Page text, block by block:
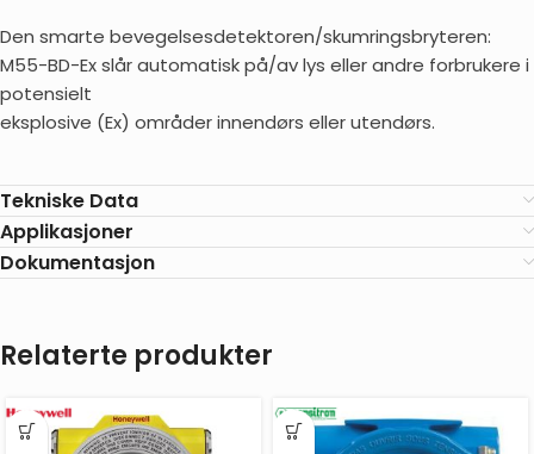
Den smarte bevegelsesdetektoren/skumringsbryteren:
M55-BD-Ex slår automatisk på/av lys eller andre forbrukere i
potensielt
eksplosive (Ex) områder innendørs eller utendørs.
Tekniske Data
Applikasjoner
Dokumentasjon
Relaterte produkter